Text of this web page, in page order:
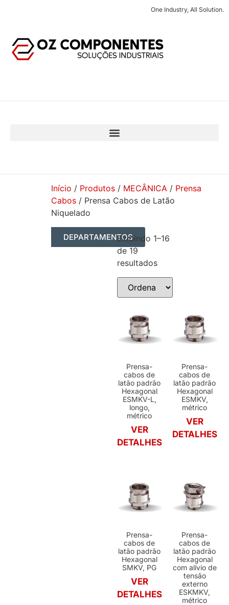
One Industry, All Solution.
Início / Produtos / MECÂNICA / Prensa
Cabos / Prensa Cabos de Latão
Niquelado
DEPARTAMENTOSExibindo 1–16
de 19
resultados
Prensa-
cabos de
latão padrão
Hexagonal
ESMKV-L,
longo,
métrico
VER
DETALHES
Prensa-
cabos de
latão padrão
Hexagonal
ESMKV,
métrico
VER
DETALHES
Prensa-
cabos de
latão padrão
Hexagonal
SMKV, PG
VER
DETALHES
Prensa-
cabos de
latão padrão
Hexagonal
com alívio de
tensão
externo
ESKMKV,
métrico